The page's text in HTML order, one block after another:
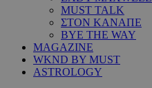
MUST TALK
ΣΤΟΝ ΚΑΝΑΠΕ
BYE THE WAY
MAGAZINE
WKND BY MUST
ASTROLOGY